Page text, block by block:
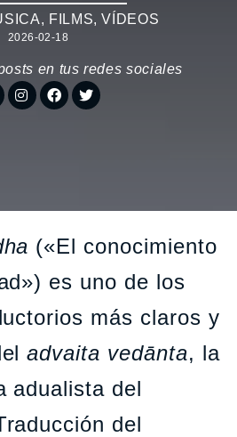
FILMS, VÍDEOS
2026-02-18
en tus redes sociales
(«El conocimiento
es uno de los
más claros y
advaita vedānta, la
adualista del
del